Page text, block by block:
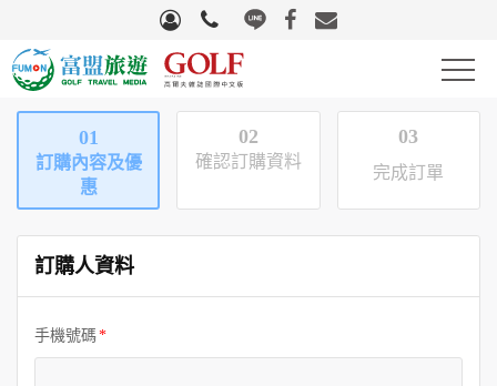
自行車
國際機票
01
訂購內容及優
惠
02
確認訂購資料
03
完成訂單
訂購人資料
手機號碼